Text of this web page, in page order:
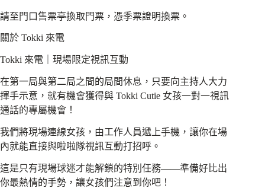
請至門口售票亭換取門票，憑季票證明換票。
關於 Tokki 來電
Tokki 來電｜現場限定視訊互動
在第一局與第二局之間的局間休息，只要向主持人大力
揮手示意，就有機會獲得與 Tokki Cutie 女孩一對一視訊
通話的專屬機會！
我們將現場連線女孩，由工作人員遞上手機，讓你在場
內就能直接與啦啦隊視訊互動打招呼。
這是只有現場球迷才能解鎖的特別任務——準備好比出
你最熱情的手勢，讓女孩們注意到你吧！